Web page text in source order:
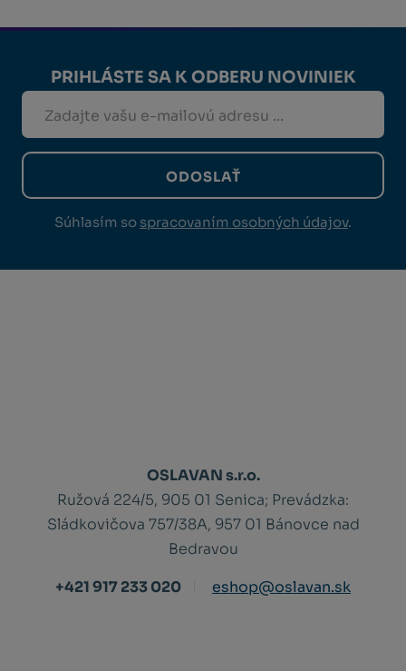
PRIHLÁSTE SA K ODBERU NOVINIEK
ODOSLAŤ
Súhlasím so spracovaním osobných údajov.
OSLAVAN s.r.o.
Ružová 224/5, 905 01 Senica; Prevádzka:
Sládkovičova 757/38A, 957 01 Bánovce nad
Bedravou
+421 917 233 020
eshop@oslavan.sk